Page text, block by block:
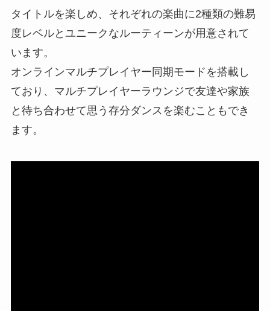
タイトルを楽しめ、それぞれの楽曲に2種類の難易
度レベルとユニークなルーティーンが用意されて
います。
オンラインマルチプレイヤー同期モードを搭載し
ており、マルチプレイヤーラウンジで友達や家族
と待ち合わせて思う存分ダンスを楽むこともでき
ます。